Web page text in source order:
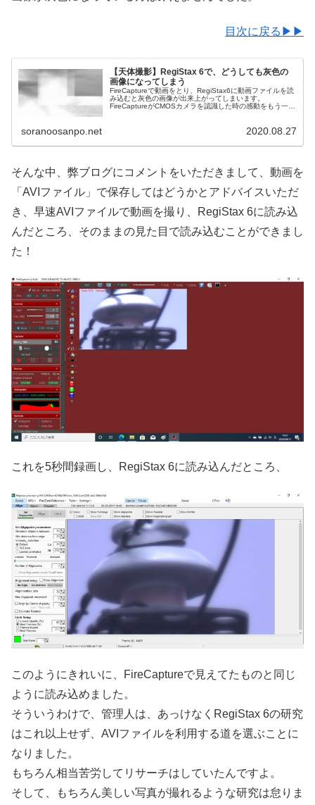
目次に戻る▶▶
【天体撮影】RegiStax 6で、どうしても灰色の
画像になってしまう
FireCaptureで動画をとり、RegiStax6に動画ファイルを読
み込むと灰色の画像が出来上がってしまいます。
FireCaptureがCMOSカメラを認識した時の感動をもう一度
soranoosanpo.net 2020.08.27
そんな中、弊ブログにコメントをいただきまして、動画を
「AVIファイル」で保存してはどうかとアドバイスいただ
き、早速AVIファイルで動画を撮り、RegiStax 6に読み込
んだところ、そのままの見た目で読み込むことができまし
た！
これを5秒間録画し、RegiStax 6に読み込んだところ、
このようにきれいに、FireCaptureで見えてたものと同じ
ように読み込めました。
そういうわけで、管理人は、あっけなくRegiStax 6の研究
はこれ以上せず、AVIファイルを利用する道を選ぶことに
なりました。
もちろん相当苦労してリサーチはしていたんですよ。
そして、もちろん美しい写真が撮れるような研究は怠りま